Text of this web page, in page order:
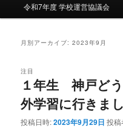
ュ
ン
コ
テ
ン
コ
ン
ン
ツ
令和7年度 学校運営協議会
月別アーカイブ:2023年9月
１年生 神戸ど
外学習に行きまし
注目
投稿日時:2023年9月29日 投稿